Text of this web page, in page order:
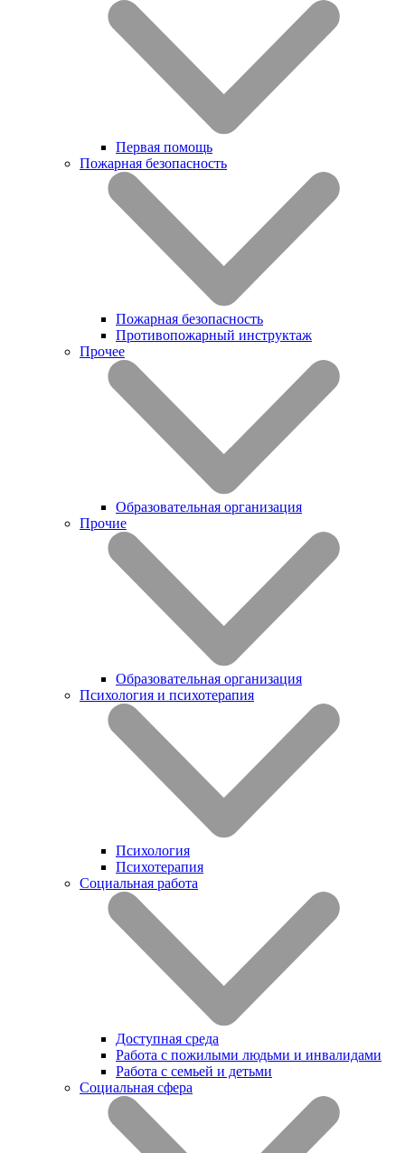
Первая помощь
Пожарная безопасность
Пожарная безопасность
Противопожарный инструктаж
Прочее
Образовательная организация
Прочие
Образовательная организация
Психология и психотерапия
Психология
Психотерапия
Социальная работа
Доступная среда
Работа с пожилыми людьми и инвалидами
Работа с семьей и детьми
Социальная сфера